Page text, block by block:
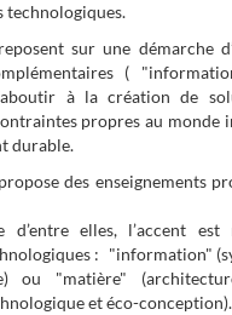
technologiques.
sur une démarche
(
à la création de
propres au monde
durable.
des enseignements
d’entre elles, l’accent
: "information"
ou "matière"
et éco-conception).